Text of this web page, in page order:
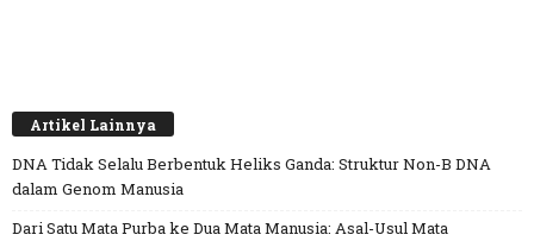
Artikel Lainnya
DNA Tidak Selalu Berbentuk Heliks Ganda: Struktur Non-B DNA
dalam Genom Manusia
Dari Satu Mata Purba ke Dua Mata Manusia: Asal-Usul Mata